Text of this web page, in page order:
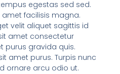
egestas sed sed.
amet facilisis magna.
velit aliquet sagittis id
amet consectetur
purus gravida quis.
amet purus. Turpis nunc
ornare arcu odio ut.